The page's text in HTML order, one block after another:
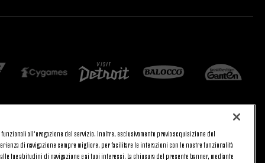
PRIVACY
TORNA SU
all’erogazione del servizio. Inoltre, esclusivamente previa acquisizione del
di navigazione sempre migliore, per facilitare le interazioni con le nostre funzionalità
tue abitudini di navigazione e ai tuoi interessi. La chiusura del presente banner, mediante